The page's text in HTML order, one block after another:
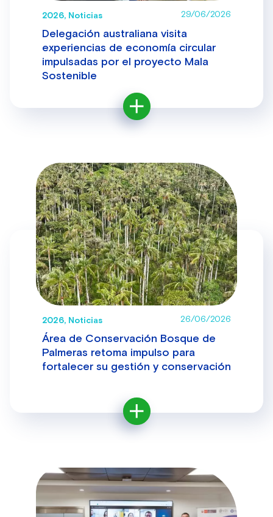
2026, Noticias 29/06/2026
Delegación australiana visita
experiencias de economía circular
impulsadas por el proyecto Mala
Sostenible
2026, Noticias 26/06/2026
Área de Conservación Bosque de
Palmeras retoma impulso para
fortalecer su gestión y conservación